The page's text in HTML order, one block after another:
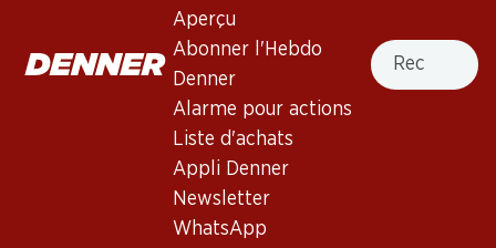
Aperçu
Abonner l'Hebdo
Denner
Alarme pour actions
Liste d'achats
Appli Denner
Newsletter
WhatsApp
Recherche
Robe grenat intense. Nez complexe de fruits rouges, avec
de fines notes épicées. Bouche corsée et équilibrée. Finale
intense et persistante.